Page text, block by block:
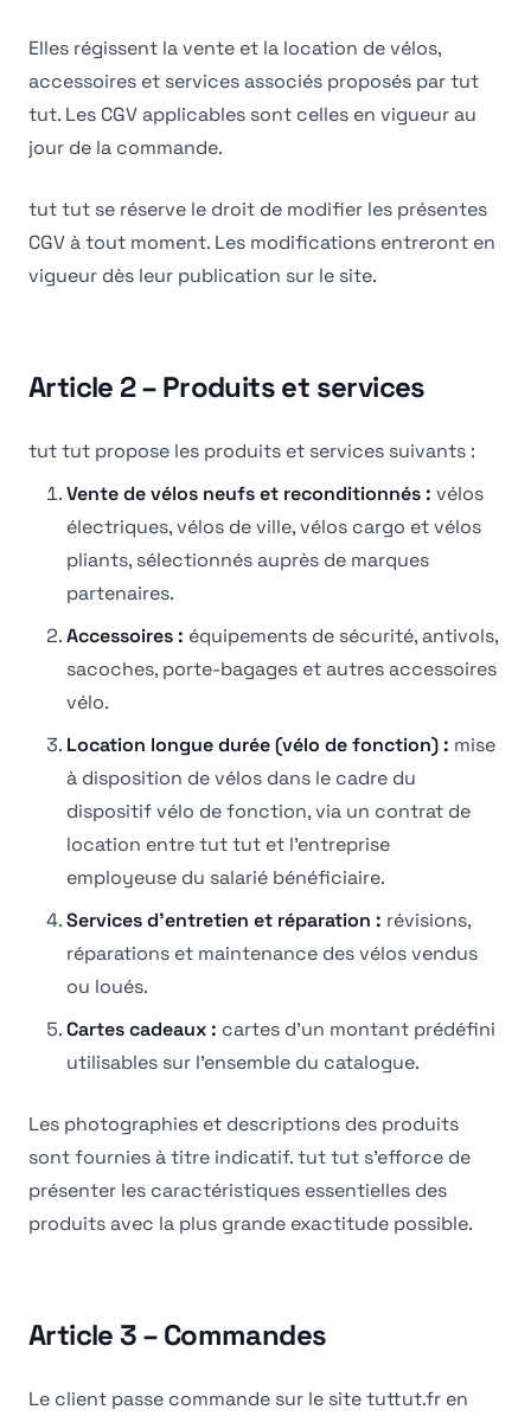
Elles régissent la vente et la location de vélos,
accessoires et services associés proposés par tut
tut. Les CGV applicables sont celles en vigueur au
jour de la commande.
tut tut se réserve le droit de modifier les présentes
CGV à tout moment. Les modifications entreront en
vigueur dès leur publication sur le site.
Article 2 – Produits et services
tut tut propose les produits et services suivants :
Vente de vélos neufs et reconditionnés : vélos
électriques, vélos de ville, vélos cargo et vélos
pliants, sélectionnés auprès de marques
partenaires.
Accessoires : équipements de sécurité, antivols,
sacoches, porte-bagages et autres accessoires
vélo.
Location longue durée (vélo de fonction) : mise
à disposition de vélos dans le cadre du
dispositif vélo de fonction, via un contrat de
location entre tut tut et l'entreprise
employeuse du salarié bénéficiaire.
Services d'entretien et réparation : révisions,
réparations et maintenance des vélos vendus
ou loués.
Cartes cadeaux : cartes d'un montant prédéfini
utilisables sur l'ensemble du catalogue.
Les photographies et descriptions des produits
sont fournies à titre indicatif. tut tut s'efforce de
présenter les caractéristiques essentielles des
produits avec la plus grande exactitude possible.
Article 3 – Commandes
Le client passe commande sur le site tuttut.fr en